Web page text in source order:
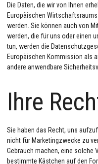
Die Daten, die wir von Ihnen
Europäischen
werden. Sie können auch von
werden, die für uns oder einen
tun, werden die
Europäischen Kommission als
andere anwendbare
Ihre
Sie haben das Recht, uns
nicht für Marketingzwecke zu
Gebrauch machen, eine solche
bestimmte Kästchen auf den